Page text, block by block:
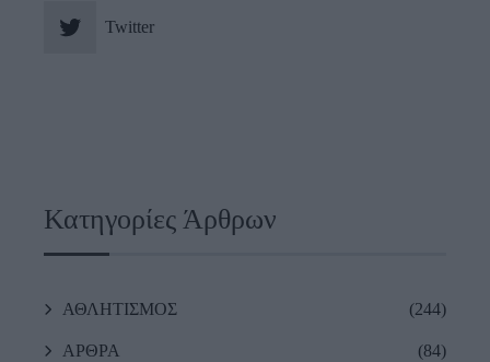
Twitter
Κατηγορίες Άρθρων
ΑΘΛΗΤΙΣΜΟΣ (244)
ΑΡΘΡΑ (84)